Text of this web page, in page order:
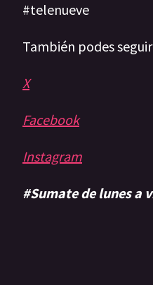
#telenueve
También podes
X
Facebook
Instagram
#Sumate de lunes a